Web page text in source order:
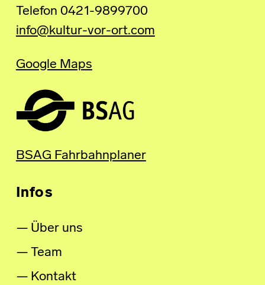
Telefon 0421-9899700
info@kultur-vor-ort.com
Google Maps
BSAG Fahrbahnplaner
Infos
Über uns
Team
Kontakt